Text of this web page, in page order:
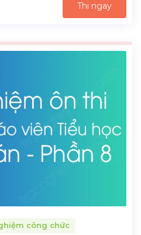
Thi ngay
công chức